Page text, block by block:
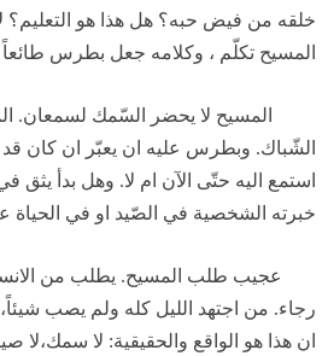
خلقه من فيض حبه؟ هل هذا هو التعليم؟
المسيح تكلّم ، وكلامه جعل بطرس طائعاً
المسيح لا يحضر السّمك لسمعان.
الشّباك. وبطرس عليه ان يعبّر ان كان قد
استمع اليه حتّى الآن ام لا. وهل بدأ يثق
خبرته الشخصية في الصّيد او في الحياة
عجيب طلب المسيح. يطلب من
رجاء. من اجتهد الليل كله ولم يصب شيئاً،
ان هذا هو الواقع والحقيقية: لا سمك،لا